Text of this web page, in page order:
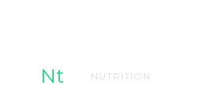
Nt NUTRITION